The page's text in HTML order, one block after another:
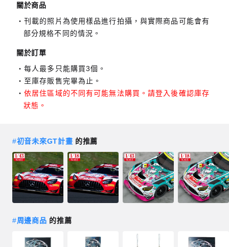
關於商品
刊載的照片為使用樣品進行拍攝，與實際商品可能會有
部分規格不同的情況。
關於訂單
每人最多只能購買3個。
至庫存販售完畢為止。
依居住區域的不同有可能無法購買。請登入後確認庫存
狀態。
#初音未來GT計畫 的推薦
#周邊商品 的推薦